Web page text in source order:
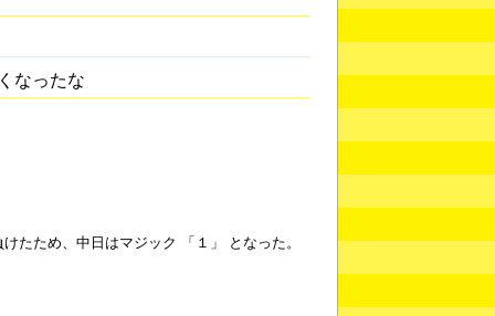
なったな
たため、中日はマジック 「１」 となった。